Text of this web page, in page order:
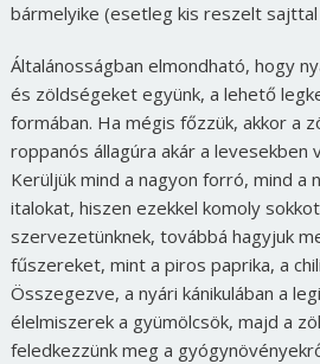
bármelyike (esetleg kis reszelt
Általánosságban elmondható, hogy
és zöldségeket együnk, a lehető
formában. Ha mégis főzzük, akkor a
roppanós állagúra akár a levesekben
Kerüljük mind a nagyon forró, mind a
italokat, hiszen ezekkel komoly
szervezetünknek, továbbá hagyjuk
fűszereket, mint a piros paprika, a
Összegezve, a nyári kánikulában a
élelmiszerek a gyümölcsök, majd a
feledkezzünk meg a